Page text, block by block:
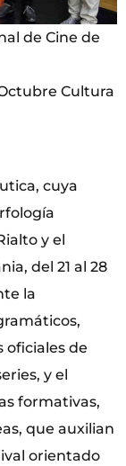
de Cine de
Cultura
cuya
y el
del 21 al 28
la
oficiales de
y el
formativas,
que auxilian
orientado